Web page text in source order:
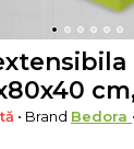
• Brand Bedora